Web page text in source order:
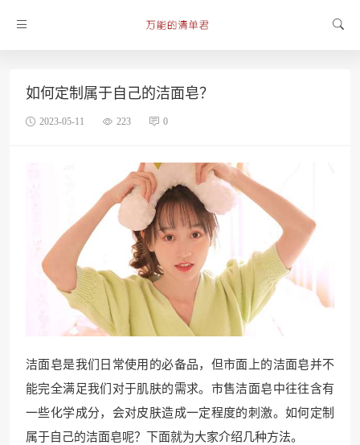
如何定制属于自己的洁面皂？
2023-05-11 223 0
洁面皂是我们日常使用的必备品，但市面上的洁面皂并不
能完全满足我们对于肌肤的需求。市售洁面皂中往往含有
一些化学成分，会对皮肤造成一定程度的刺激。如何定制
属于自己的洁面皂呢？下面就为大家介绍几种方法。